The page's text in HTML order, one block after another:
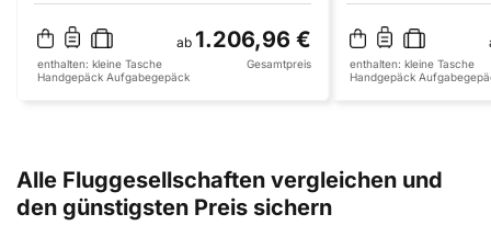
ab 1.206,96 €
enthalten: kleine Tasche
Handgepäck Aufgabegepäck
Gesamtpreis enthalten: kleine Tasche
Handgepäck
Alle Fluggesellschaften vergleichen und
den günstigsten Preis sichern